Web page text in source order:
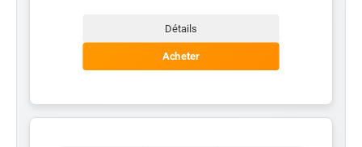
Détails
Acheter